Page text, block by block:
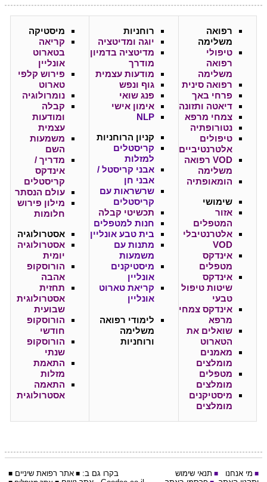
רפואה
משלימה
טיפולי
רפואה
משלימה
רפואה סינית
פרחי באך
דיאטה ותזונה
צמחי מרפא
נטורופתיה
טיפולים
אלטרנטיביים
VOD רפואה
משלימה
הומאופתיה
שימושי
אזור
המטפלים
אלטרנטיבלי
VOD
אינדקס
מטפלים
אינדקס
שיטות טיפול
טבעי
אינדקס צמחי
מרפא
שואלים את
הטארוט
מאמנים
מומלצים
מטפלים
מומלצים
מיסטיקנים
מומלצים
רוחניות
יוגה ומדיטציה
מדיטציה בדמיון
מודרך
מודעות עצמית
גוף ונפש
פנג שואי
אימון אישי
NLP
קניון הרוחניות
קריסטלים
למזלות
אבני קריסטל /
אבני חן
שרשראות עם
קריסטלים
תכשיטי קבלה
חנות למטפלים
בית טבע אונליין
מתנות עם
משמעות
מיסטיקנים
אונליין
קריאת טארוט
אונליין
לימודי רפואה
משלימה
ורוחניות
מיסטיקה
קריאה
בטארוט
אונליין
פירוש קלפי
טארוט
נומרולוגיה
קבלה
ומודעות
עצמית
משמעות
השם
מדריך /
אינדקס
קריסטלים
עולם הנסתר
מילון פירוש
חלומות
אסטרולוגיה
אסטרולוגיה
יומית
הורוסקופ
אהבה
תחזית
אסטרולוגית
שבועית
הורוסקופ
חודשי
הורוסקופ
שנתי
התאמת
מזלות
התאמה
אסטרולוגית
■ מי אנחנו ■ תנאי שימוש
בקרו גם ב: ■ אתר רפואת שיניים ■